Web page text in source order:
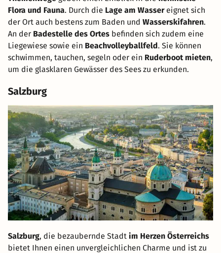
Flora und Fauna. Durch die Lage am Wassereignet sich
der Ort auch bestens zum Baden und Wasserskifahren.
An der Badestelle des Ortes befinden sich zudem eine
Liegewiese sowie ein Beachvolleyballfeld. Sie können
schwimmen, tauchen, segeln oder ein Ruderboot mieten,
um die glasklaren Gewässer des Sees zu erkunden.
Salzburg
Salzburg, die bezaubernde Stadt im Herzen Österreichs
bietet Ihnen einen unvergleichlichen Charme und ist zu